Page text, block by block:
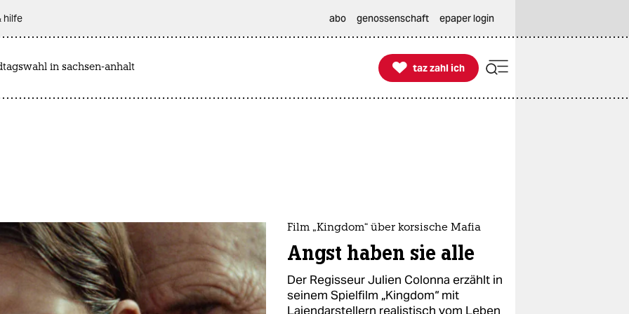
hilfe abo genossenschaft epaper login
in sachsen-anhalt 
taz zahl ich
taz zahl ich
Film „Kingdom“ über korsische Mafia
Angst haben sie alle
Der Regisseur Julien Colonna erzählt in
seinem Spielfilm „Kingdom“ mit
Laiendarstellern realistisch vom Leben